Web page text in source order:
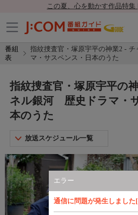
この夏、心を動かす作品特集
番組
表
指紋捜査官・塚原宇平の神業2 -
マ・サスペンス・日本のうた
エラー
通信に問題が発生しまし
指紋捜査官・塚原宇平の
ネル銀河 歴史ドラマ・
本のうた
放送スケジュール一覧